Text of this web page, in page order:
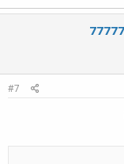
#7